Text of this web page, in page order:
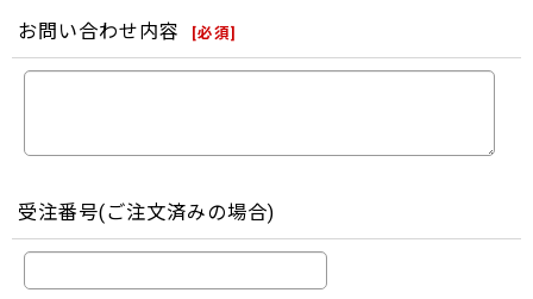
お問い合わせ内容 [必須]
受注番号(ご注文済みの場合)